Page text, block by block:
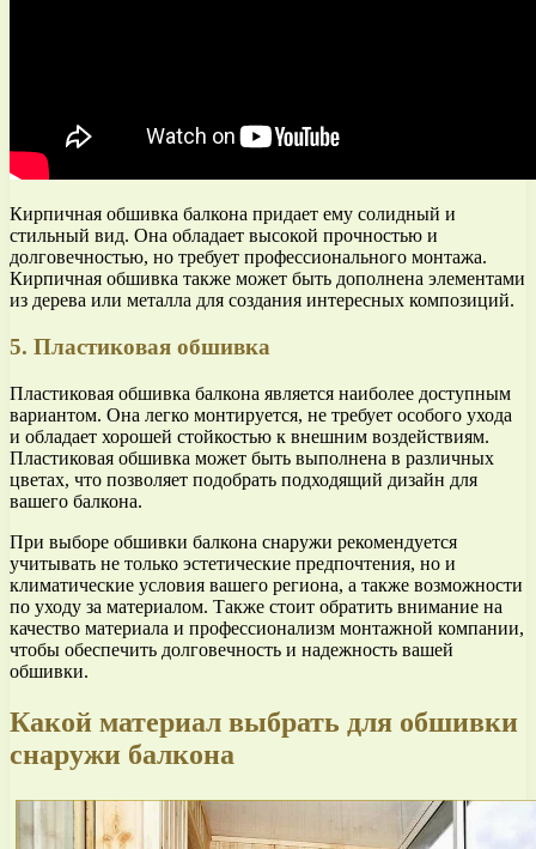
Кирпичная обшивка балкона придает ему солидный и
стильный вид. Она обладает высокой прочностью и
долговечностью, но требует профессионального монтажа.
Кирпичная обшивка также может быть дополнена элементами
из дерева или металла для создания интересных композиций.
5. Пластиковая обшивка
Пластиковая обшивка балкона является наиболее доступным
вариантом. Она легко монтируется, не требует особого ухода
и обладает хорошей стойкостью к внешним воздействиям.
Пластиковая обшивка может быть выполнена в различных
цветах, что позволяет подобрать подходящий дизайн для
вашего балкона.
При выборе обшивки балкона снаружи рекомендуется
учитывать не только эстетические предпочтения, но и
климатические условия вашего региона, а также возможности
по уходу за материалом. Также стоит обратить внимание на
качество материала и профессионализм монтажной компании,
чтобы обеспечить долговечность и надежность вашей
обшивки.
Какой материал выбрать для обшивки
снаружи балкона